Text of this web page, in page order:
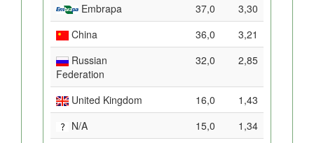
Embrapa
37,0
3,30
China
36,0
3,21
Russian
Federation
32,0 2,85
United Kingdom 16,0
1,43
N/A
15,0
1,34